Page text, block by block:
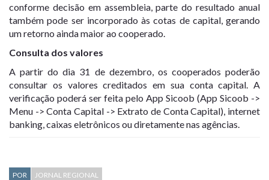
conforme decisão em assembleia, parte do resultado anual
também pode ser incorporado às cotas de capital, gerando
um retorno ainda maior ao cooperado.
Consulta dos valores
A partir do dia 31 de dezembro, os cooperados poderão
consultar os valores creditados em sua conta capital. A
verificação poderá ser feita pelo App Sicoob (App Sicoob ->
Menu -> Conta Capital -> Extrato de Conta Capital), internet
banking, caixas eletrônicos ou diretamente nas agências.
POR JORNAL REGIONAL